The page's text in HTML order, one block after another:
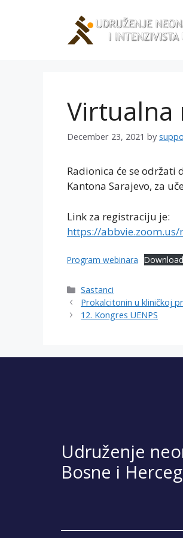
Virtualna
December 23, 2021 by
Radionica će se održati
Kantona Sarajevo, za
Link za registraciju je:
https://abbvie.zoom.us/
Program webinara Download
Categories
Sastanci
Prokalcitonin u kliničkoj
12. Kongres UENPS
Udruženje
Bosne i